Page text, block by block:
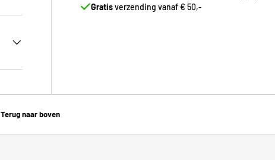
Gratisverzending vanaf € 50,-
Terug naar boven